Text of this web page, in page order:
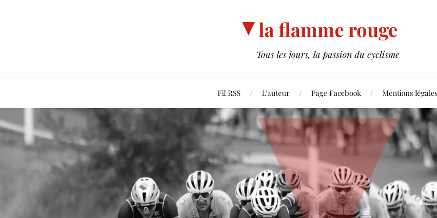
la flamme rouge
Tous les jours, la passion du cyclisme
Fil RSS L’auteur Page Facebook Mentions